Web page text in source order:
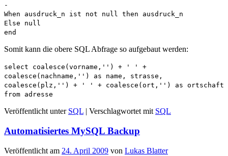
-
When ausdruck_n ist not null then ausdruck_n
Else null
end
Somit kann die obere SQL Abfrage so aufgebaut werden:
select coalesce(vorname,'') + ' ' +
coalesce(nachname,'') as name, strasse,
coalesce(plz,'') + ' ' + coalesce(ort,'') as ortschaft
from adresse
Veröffentlicht unter SQL | Verschlagwortet mit SQL
Automatisiertes MySQL Backup
Veröffentlicht am 24. April 2009 von Lukas Blatter